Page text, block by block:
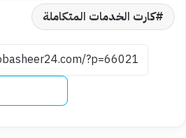
كارت الخدمات المتكاملة